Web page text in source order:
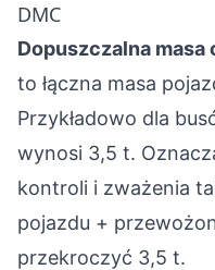
DMC
Dopuszczalna masa
to łączna masa
Przykładowo dla
wynosi 3,5 t.
kontroli i zważenia
pojazdu +
przekroczyć 3,5 t.